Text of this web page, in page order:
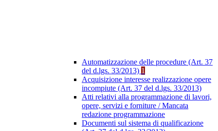
Automatizzazione delle procedure (Art. 37
del d.lgs. 33/2013) 1
Acquisizione interesse realizzazione opere
incompiute (Art. 37 del d.lgs. 33/2013)
Atti relativi alla programmazione di lavori,
opere, servizi e forniture / Mancata
redazione programmazione
Documenti sul sistema di qualificazione